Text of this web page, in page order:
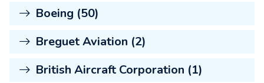
Boeing (50)
Breguet Aviation (2)
British Aircraft Corporation (1)